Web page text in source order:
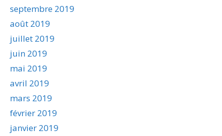
septembre 2019
août 2019
juillet 2019
juin 2019
mai 2019
avril 2019
mars 2019
février 2019
janvier 2019